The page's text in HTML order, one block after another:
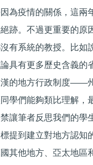
為疫情的關係，這兩
跡。不過更重要的原
有系統的教授。比如
具有更多歷史含義的
的地方行政制度——
學們能夠類比理解，
讓筆者反思我們的學
提到建立對地方認知
其他地方、亞太地區